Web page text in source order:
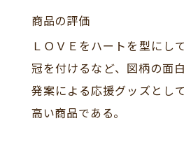
商品の評価
ＬＯＶＥをハートを型にし
冠を付けるなど、図柄の面
発案による応援グッズとし
高い商品である。